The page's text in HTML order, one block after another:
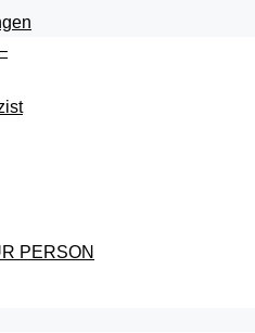
PERSON